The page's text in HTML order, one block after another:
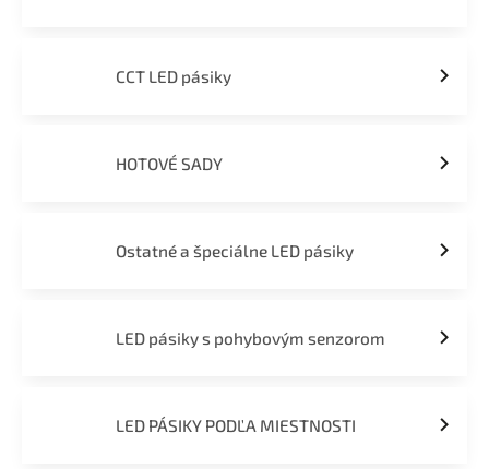
CCT LED pásiky
HOTOVÉ SADY
Ostatné a špeciálne LED pásiky
LED pásiky s pohybovým senzorom
LED PÁSIKY PODĽA MIESTNOSTI